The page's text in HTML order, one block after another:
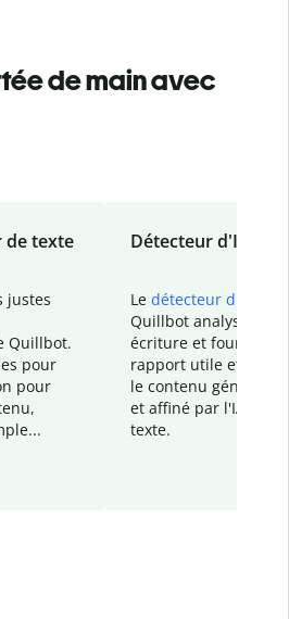
de main avec
de texte
justes
Quillbot.
pour
pour
Détecteur d'IA
Le détecteur d'IA
Quillbot analyse votre
écriture et fournit un
rapport utile et
le contenu généré
et affiné par l'IA
texte.